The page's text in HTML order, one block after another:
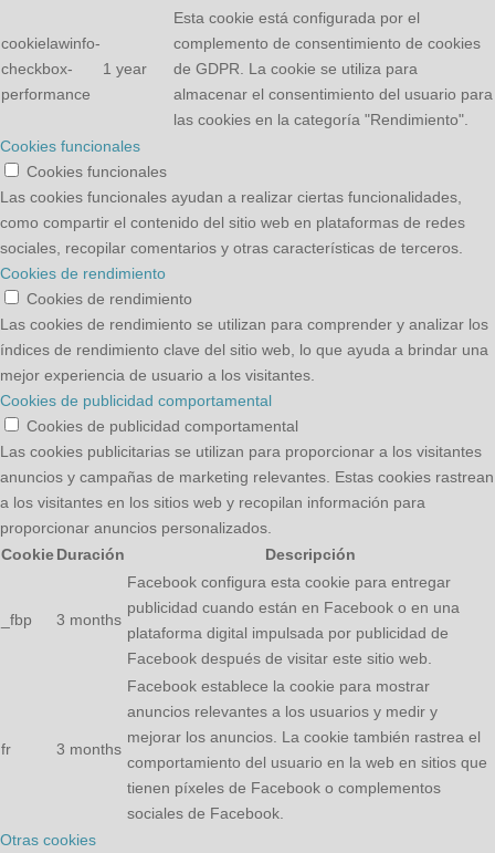
cookielawinfo-
checkbox-
performance
1 year
Esta cookie está configurada por el
complemento de consentimiento de cookies
de GDPR. La cookie se utiliza para
almacenar el consentimiento del usuario para
las cookies en la categoría "Rendimiento".
Cookies funcionales
Cookies funcionales
Las cookies funcionales ayudan a realizar ciertas funcionalidades,
como compartir el contenido del sitio web en plataformas de redes
sociales, recopilar comentarios y otras características de terceros.
Cookies de rendimiento
Cookies de rendimiento
Las cookies de rendimiento se utilizan para comprender y analizar los
índices de rendimiento clave del sitio web, lo que ayuda a brindar una
mejor experiencia de usuario a los visitantes.
Cookies de publicidad comportamental
Cookies de publicidad comportamental
Las cookies publicitarias se utilizan para proporcionar a los visitantes
anuncios y campañas de marketing relevantes. Estas cookies rastrean
a los visitantes en los sitios web y recopilan información para
proporcionar anuncios personalizados.
CookieDuración Descripción
_fbp 3 months
Facebook configura esta cookie para entregar
publicidad cuando están en Facebook o en una
plataforma digital impulsada por publicidad de
Facebook después de visitar este sitio web.
fr 3 months
Facebook establece la cookie para mostrar
anuncios relevantes a los usuarios y medir y
mejorar los anuncios. La cookie también rastrea el
comportamiento del usuario en la web en sitios que
tienen píxeles de Facebook o complementos
sociales de Facebook.
Otras cookies